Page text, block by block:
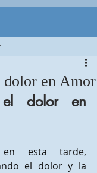
en Amor
el dolor en
en esta tarde,
el dolor y la